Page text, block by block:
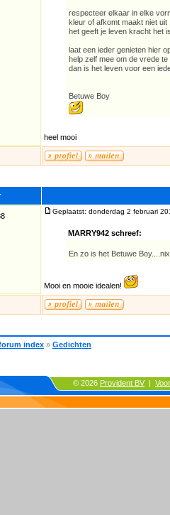
respecteer elkaar in elke
kleur of afkomt maakt niet uit
het geeft je leven kracht het
laat een ieder genieten hier
help zelf mee om de vrede te
dan is het leven voor een
Betuwe Boy
heel mooi
Geplaatst: donderdag 2 februari
MARRY942 schreef:
En zo is het Betuwe
Mooi en mooie idealen!
index » Gedichten
© 2026 Provident BV |